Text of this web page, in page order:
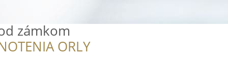
zámkom
ORLY